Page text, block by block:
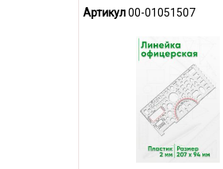
Артикул00-01051507